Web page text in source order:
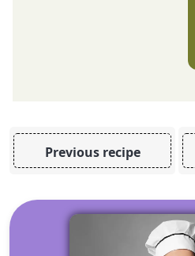
Previous recipe